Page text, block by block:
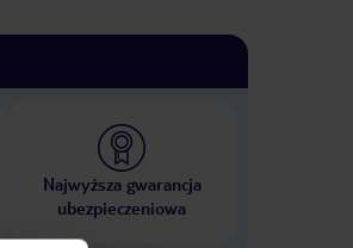
Najwyższa gwarancja
ubezpieczeniowa